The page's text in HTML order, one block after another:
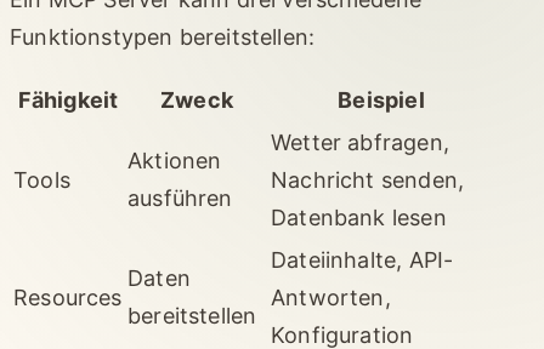
Funktionstypen bereitstellen:
Fähigkeit Zweck Beispiel
Tools
Aktionen
ausführen
Wetter abfragen,
Nachricht senden,
Datenbank lesen
Resources
Daten
bereitstellen
Dateiinhalte, API-
Antworten,
Konfiguration